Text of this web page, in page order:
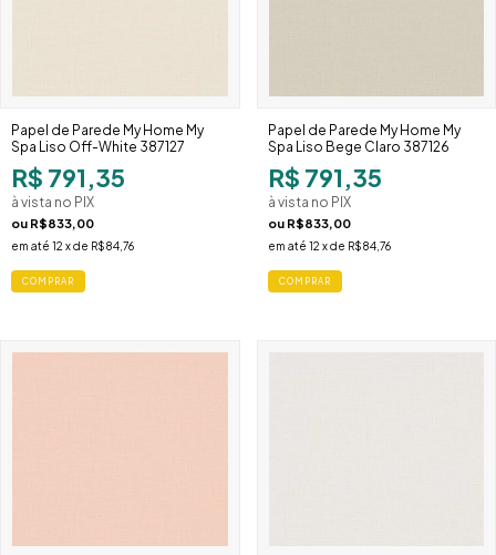
Papel de Parede My Home My
Spa Liso Off-White 387127
R$ 791,35
à vista no PIX
ou R$833,00
em até 12 x de R$84,76
Papel de Parede My Home My
Spa Liso Bege Claro 387126
R$ 791,35
à vista no PIX
ou R$833,00
em até 12 x de R$84,76